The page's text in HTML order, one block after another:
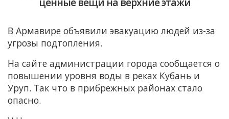
В Армавире объявили эвакуацию людей из-за
угрозы подтопления.
На сайте администрации города сообщается о
повышении уровня воды в реках Кубань и
Уруп. Так что в прибрежных районах стало
опасно.